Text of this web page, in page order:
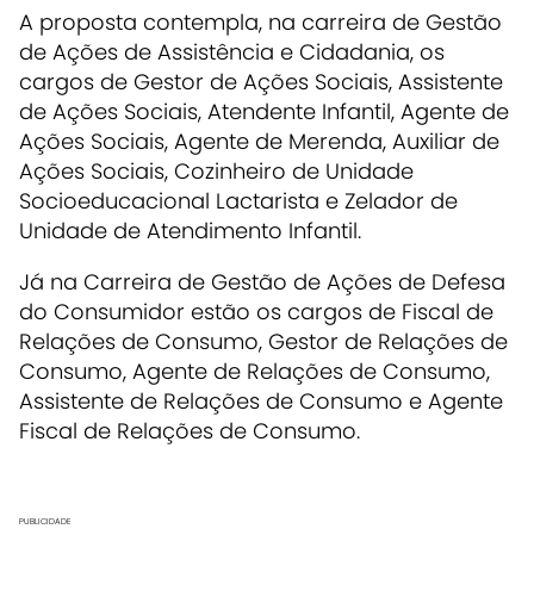
A proposta contempla, na carreira de Gestão
de Ações de Assistência e Cidadania, os
cargos de Gestor de Ações Sociais, Assistente
de Ações Sociais, Atendente Infantil, Agente de
Ações Sociais, Agente de Merenda, Auxiliar de
Ações Sociais, Cozinheiro de Unidade
Socioeducacional Lactarista e Zelador de
Unidade de Atendimento Infantil.
Já na Carreira de Gestão de Ações de Defesa
do Consumidor estão os cargos de Fiscal de
Relações de Consumo, Gestor de Relações de
Consumo, Agente de Relações de Consumo,
Assistente de Relações de Consumo e Agente
Fiscal de Relações de Consumo.
PUBLICIDADE